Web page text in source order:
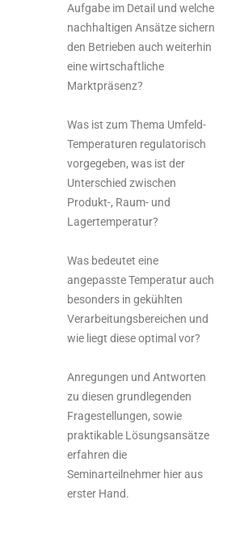
Aufgabe im Detail und welche
nachhaltigen Ansätze sichern
den Betrieben auch weiterhin
eine wirtschaftliche
Marktpräsenz?
Was ist zum Thema Umfeld-
Temperaturen regulatorisch
vorgegeben, was ist der
Unterschied zwischen
Produkt-, Raum- und
Lagertemperatur?
Was bedeutet eine
angepasste Temperatur auch
besonders in gekühlten
Verarbeitungsbereichen und
wie liegt diese optimal vor?
Anregungen und Antworten
zu diesen grundlegenden
Fragestellungen, sowie
praktikable Lösungsansätze
erfahren die
Seminarteilnehmer hier aus
erster Hand.